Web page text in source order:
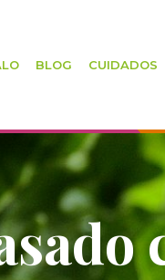
BLOG CUIDADOS